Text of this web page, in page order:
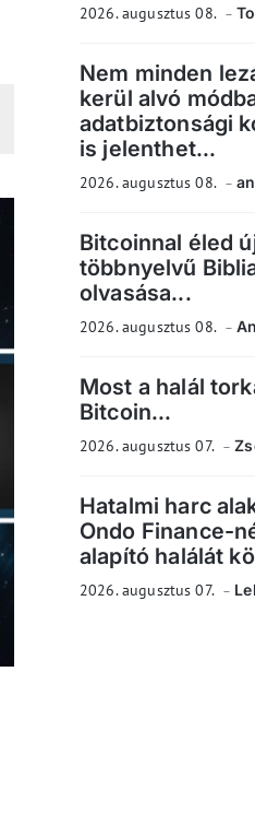
2026. augusztus 08.
Nem minden
kerül alvó
adatbiztonsági
is jelenthet...
2026. augusztus 08.
Bitcoinnal éled
többnyelvű
olvasása...
2026. augusztus 08.
Most a halál
Bitcoin...
2026. augusztus 07.
Hatalmi harc
Ondo Finance-
alapító halálát
2026. augusztus 07.